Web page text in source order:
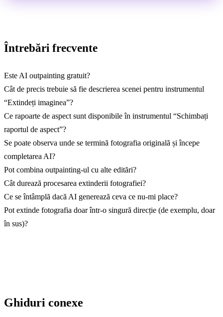
Întrebări frecvente
Este AI outpainting gratuit?
Cât de precis trebuie să fie descrierea scenei pentru instrumentul
“Extindeți imaginea”?
Ce rapoarte de aspect sunt disponibile în instrumentul “Schimbați
raportul de aspect”?
Se poate observa unde se termină fotografia originală și începe
completarea AI?
Pot combina outpainting-ul cu alte editări?
Cât durează procesarea extinderii fotografiei?
Ce se întâmplă dacă AI generează ceva ce nu-mi place?
Pot extinde fotografia doar într-o singură direcție (de exemplu, doar
în sus)?
Ghiduri conexe